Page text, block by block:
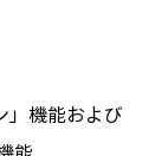
」機能および